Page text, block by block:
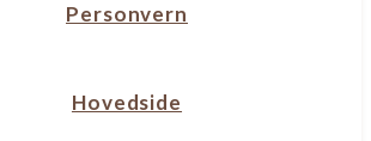
Personvern
Hovedside